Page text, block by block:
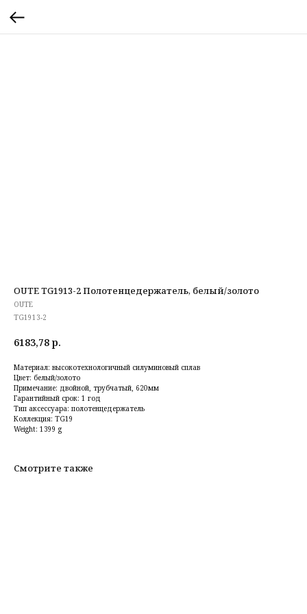
OUTE TG1913-2 Полотенцедержатель, белый/золото
OUTE
TG1913-2
6183,78 р.
Материал: высокотехнологичный силуминовый сплав
Цвет: белый/золото
Примечание: двойной, трубчатый, 620мм
Гарантийный срок: 1 год
Тип аксессуара: полотенцедержатель
Коллекция: TG19
Weight: 1399 g
Смотрите также